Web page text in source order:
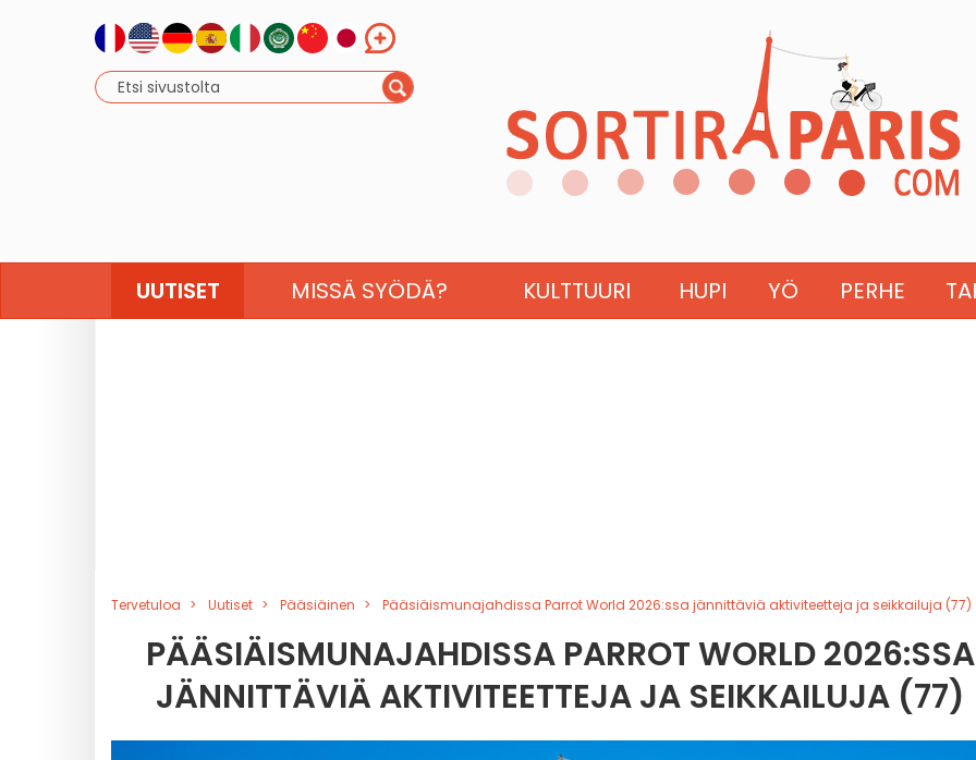
UUTISET MISSÄ SYÖDÄ? KULTTUURI HUPI YÖ PERHE
Tervetuloa Uutiset Pääsiäinen Pääsiäismunajahdissa Parrot World 2026:ssa jännittäviä aktiviteetteja ja seikkailuja (77)
PÄÄSIÄISMUNAJAHDISSA PARROT WORLD 2026:SSA
JÄNNITTÄVIÄ AKTIVITEETTEJA JA SEIKKAILUJA (77)